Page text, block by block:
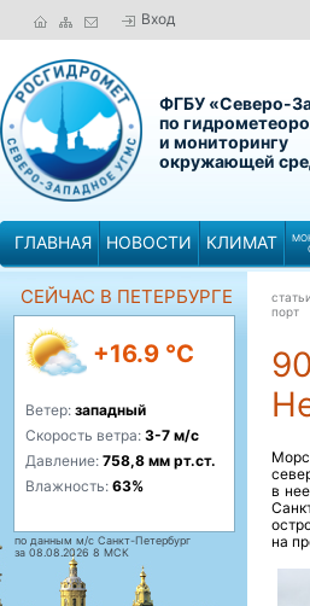
Вход
ФГБУ «Северо-
по
и мониторингу
окружающей
ГЛАВНАЯ НОВОСТИ КЛИМАТ
СЕЙЧАС В ПЕТЕРБУРГЕ
+16.9 °C
Ветер: западный
Скорость ветра: 3-7 м/с
Давление: 758,8 мм рт.ст.
Влажность: 63%
по данным м/с Санкт-Петербург
за 08.08.2026 8 МСК
порт
в
на